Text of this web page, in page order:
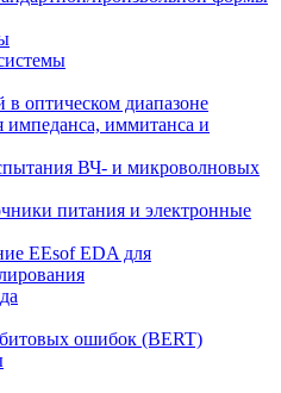
оптическом диапазоне
иммитанса и
ВЧ- и микроволновых
питания и электронные
EEsof EDA для
ошибок (BERT)